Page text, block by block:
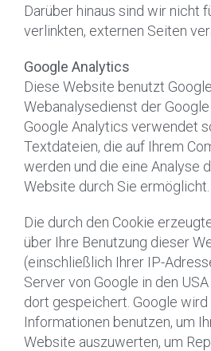
Darüber hinaus sind wir nicht
verlinkten, externen Seiten
Google Analytics
Diese Website benutzt
Webanalysedienst der Google
Google Analytics verwendet
Textdateien, die auf Ihrem
werden und die eine Analyse
Website durch Sie ermöglicht.
Die durch den Cookie
über Ihre Benutzung dieser
(einschließlich Ihrer IP-
Server von Google in den
dort gespeichert. Google wird
Informationen benutzen, um
Website auszuwerten, um